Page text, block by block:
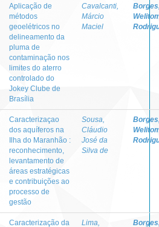
Aplicação de
métodos
geoelétricos no
delineamento da
pluma de
contaminação nos
limites do aterro
controlado do
Jokey Clube de
Brasília
Cavalcanti,
Márcio
Maciel
Caracterizaçao
dos aquíferos na
Ilha do Maranhão :
reconhecimento,
levantamento de
áreas estratégicas
e contribuições ao
processo de
gestão
Sousa,
Cláudio
José da
Silva de
Caracterização da
Lima,